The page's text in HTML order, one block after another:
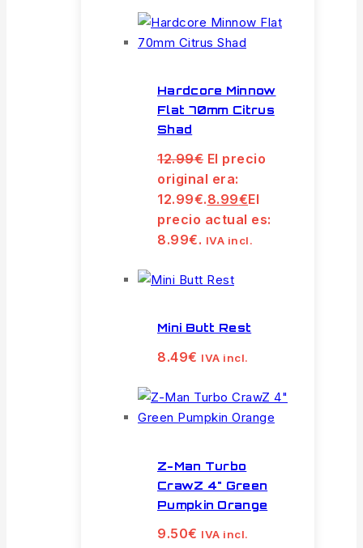
Hardcore Minnow
Flat 70mm Citrus
Shad
12.99€ El precio
original era:
12.99€.8.99€El
precio actual es:
8.99€. IVA incl.
Mini Butt Rest
8.49€ IVA incl.
Z-Man Turbo
CrawZ 4" Green
Pumpkin Orange
9.50€ IVA incl.